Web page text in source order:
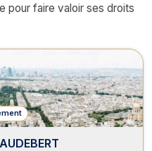
pour faire valoir ses droits